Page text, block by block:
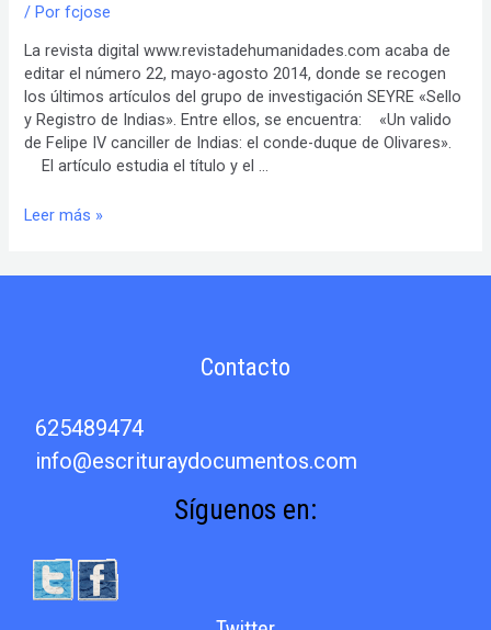
/ Porfcjose
La revista digital www.revistadehumanidades.com acaba de
editar el número 22, mayo-agosto 2014, donde se recogen
los últimos artículos del grupo de investigación SEYRE «Sello
y Registro de Indias». Entre ellos, se encuentra: «Un valido
de Felipe IV canciller de Indias: el conde-duque de Olivares».
El artículo estudia el título y el …
Artículo
valido
Felipe
de
Indias
(1623-
Leer más »
Contacto
625489474
info@escrituraydocumentos.com
Síguenos en: